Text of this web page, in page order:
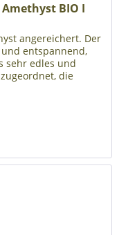
BIO I
angereichert. Der
entspannend,
sehr edles und
die